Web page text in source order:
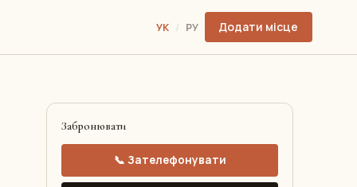
УК / РУ Додати місце
Забронювати
📞 Зателефонувати